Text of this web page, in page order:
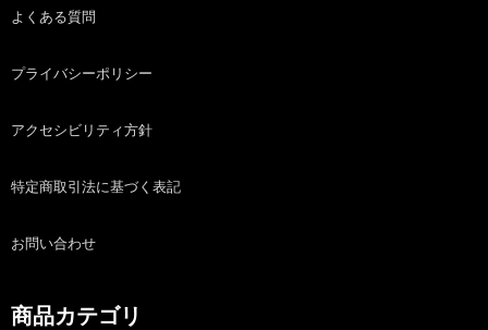
よくある質問
プライバシーポリシー
アクセシビリティ方針
特定商取引法に基づく表記
お問い合わせ
商品カテゴリ